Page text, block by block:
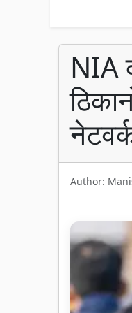
NIA
Author: